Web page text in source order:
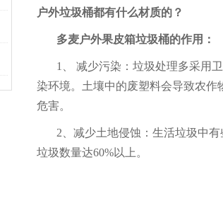
户外垃圾桶都有什么材质的？
多麦户外果皮箱垃圾桶的作用 ：
1、 减少污染：垃圾处理多采用
染环境。土壤中的废塑料会导致农
危害。
2、减少土地侵蚀：生活垃圾中
垃圾数量达60%以上。